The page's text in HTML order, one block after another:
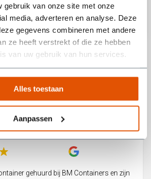
gebruik van onze site met onze
media, adverteren en analyse. Deze
gegevens combineren met andere
ze heeft verstrekt of die ze hebben
van uw gebruik van hun services.
Alles toestaan
Aanpassen
het afvalhout?
Containers ingezameld, om vervolgens in
te brengen naar de eindverwerker. Deze
stukjes, waarna alle metalen zoals
gehaald worden. Daarna wordt het hout
word, waardoor er mooie schone
worden vervolgens weer pallets en
Zo draagt u bij aan een circulaire
type afvalcontainers
klanten zeggen
gehuurd bij BM Containers en zijn